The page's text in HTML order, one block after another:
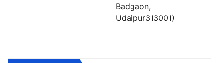
Badgaon,
Udaipur313001)